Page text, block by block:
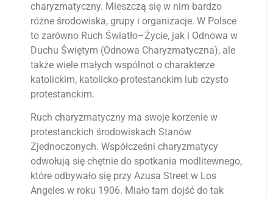
charyzmatyczny. Mieszczą się w nim bardzo
różne środowiska, grupy i organizacje. W Polsce
to zarówno Ruch Światło–Życie, jak i Odnowa w
Duchu Świętym (Odnowa Charyzmatyczna), ale
także wiele małych wspólnot o charakterze
katolickim, katolicko-protestanckim lub czysto
protestanckim.
Ruch charyzmatyczny ma swoje korzenie w
protestanckich środowiskach Stanów
Zjednoczonych. Współcześni charyzmatycy
odwołują się chętnie do spotkania modlitewnego,
które odbywało się przy Azusa Street w Los
Angeles w roku 1906. Miało tam dojść do tak